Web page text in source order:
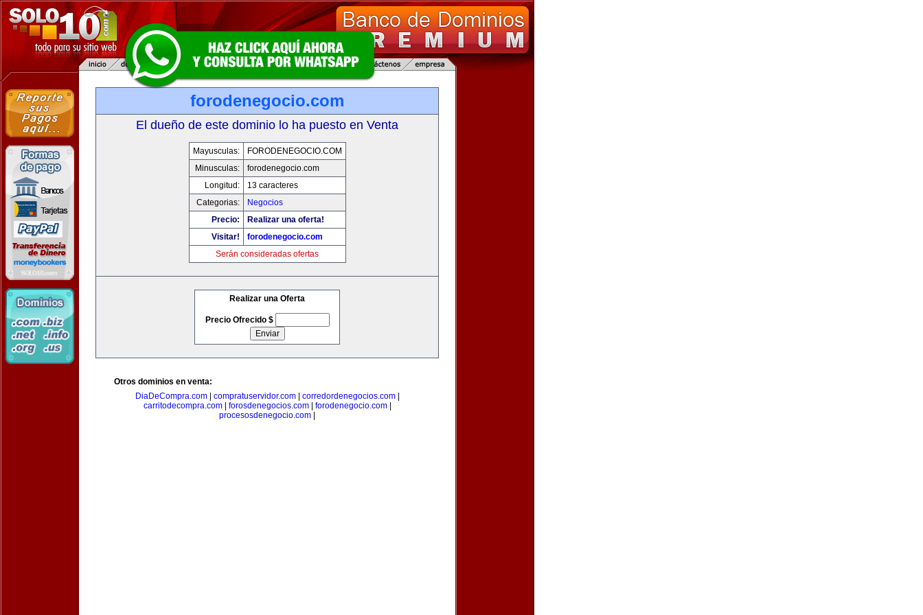
forodenegocio.com
El dueño de este dominio lo ha puesto en Venta
Mayusculas:
FORODENEGOCIO.COM
Minusculas:
forodenegocio.com
Longitud:
13 caracteres
Categorias:
Negocios
Precio:
Realizar una oferta!
Visitar!
forodenegocio.com
Serán consideradas ofertas
Realizar una Oferta
Precio Ofrecido $
Otros dominios en venta:
DiaDeCompra.com| compratuservidor.com| corredordenegocios.com|
carritodecompra.com| forosdenegocios.com| forodenegocio.com|
procesosdenegocio.com